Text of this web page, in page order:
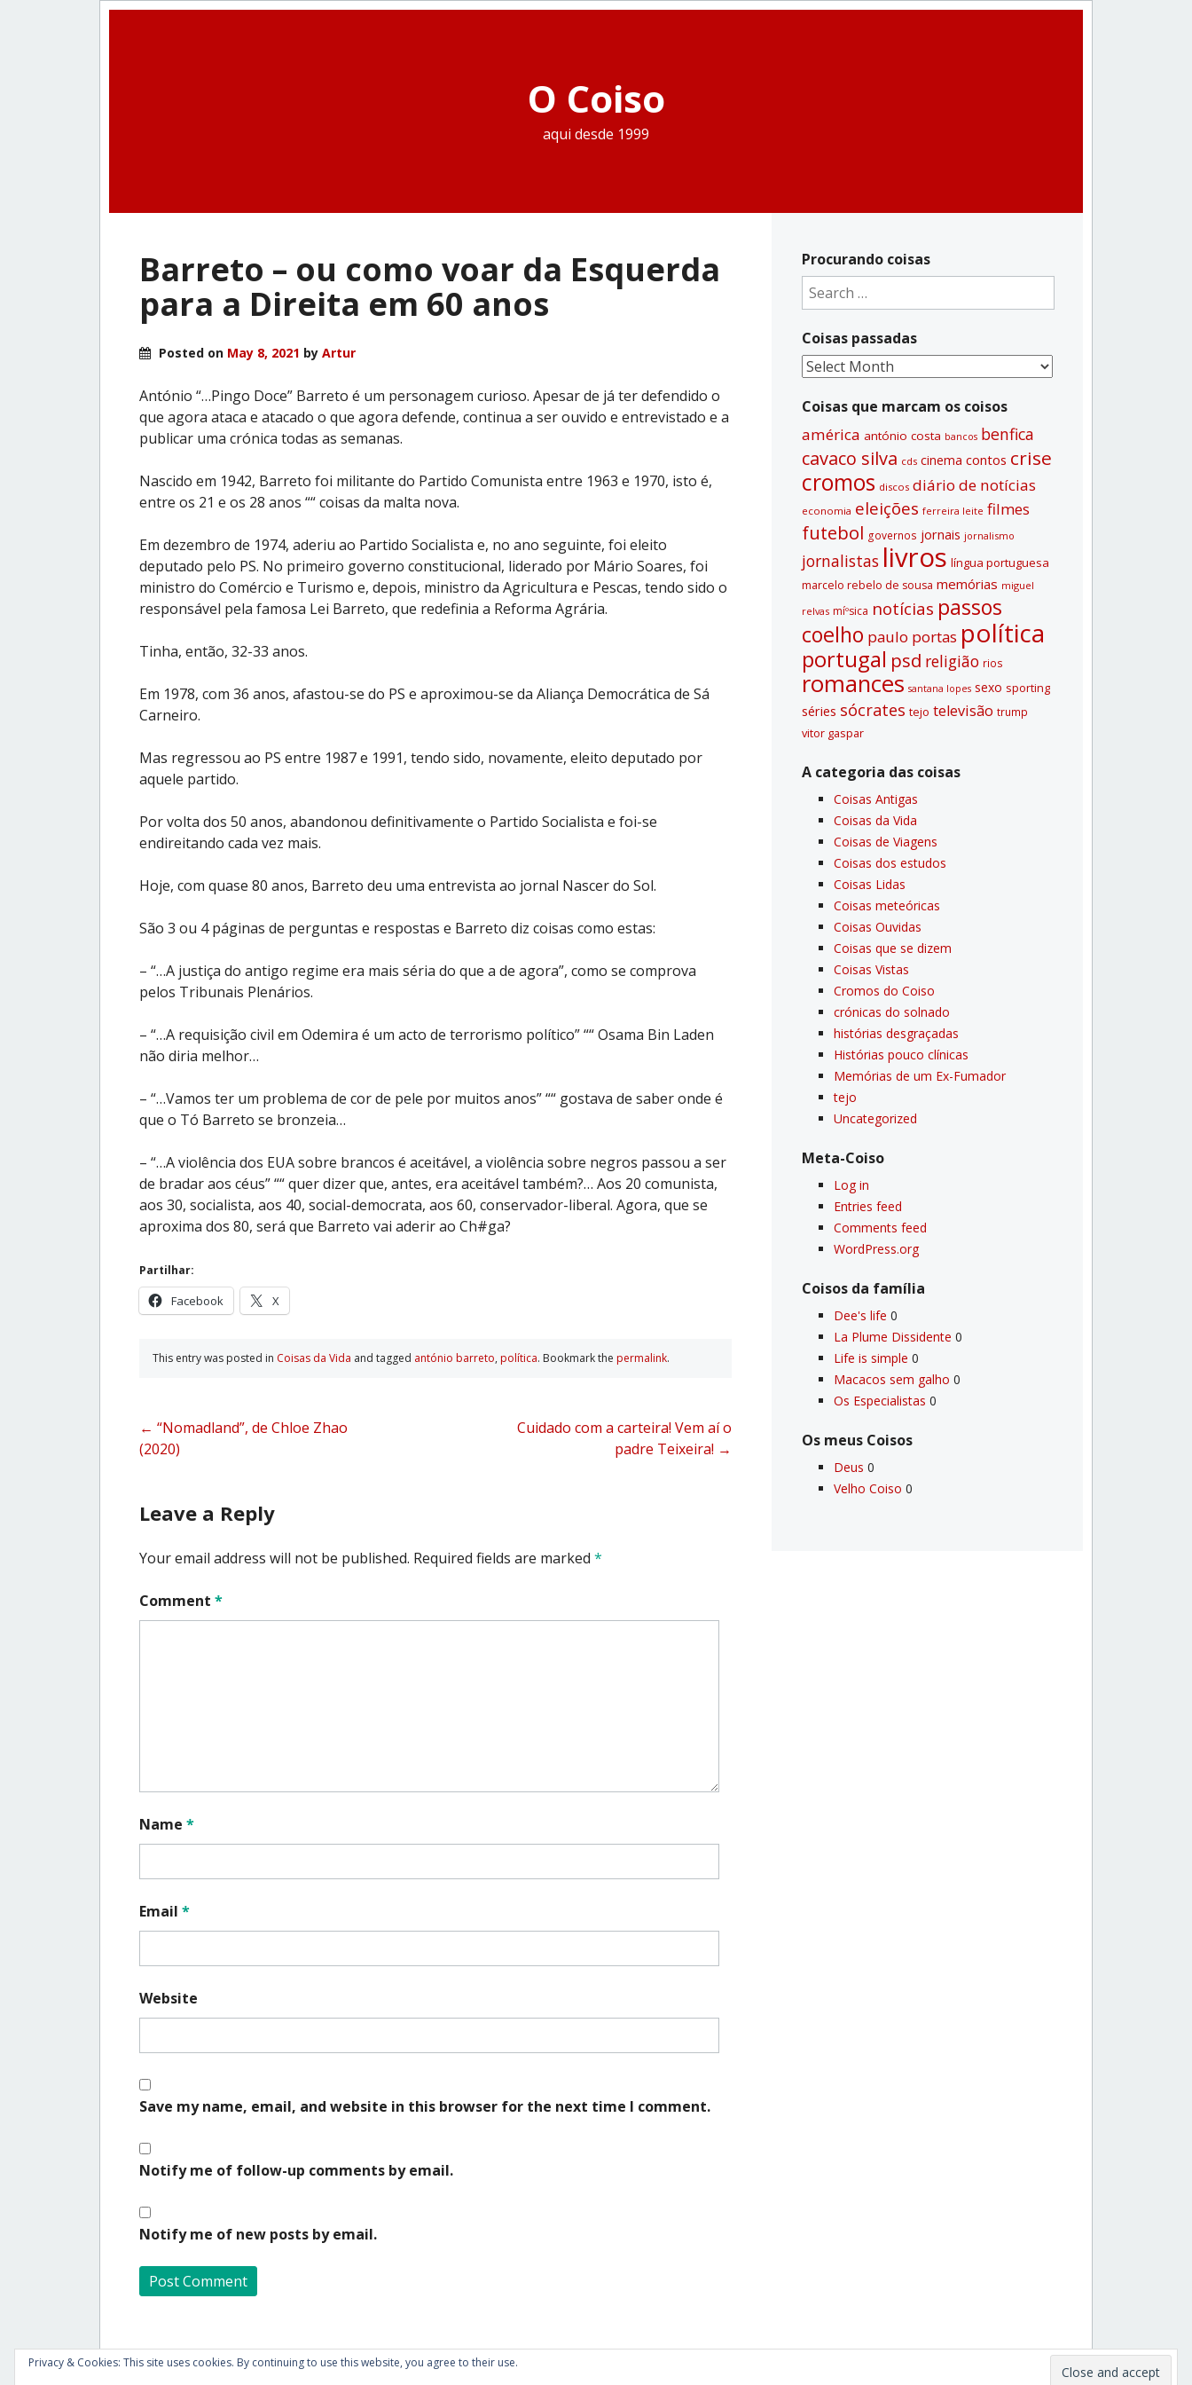
O Coiso
aqui desde 1999
Barreto – ou como voar da Esquerda
para a Direita em 60 anos
Posted on May 8, 2021 by Artur
António “…Pingo Doce” Barreto é um personagem curioso. Apesar de já ter defendido o
que agora ataca e atacado o que agora defende, continua a ser ouvido e entrevistado e a
publicar uma crónica todas as semanas.
Nascido em 1942, Barreto foi militante do Partido Comunista entre 1963 e 1970, isto é,
entre os 21 e os 28 anos ““ coisas da malta nova.
Em dezembro de 1974, aderiu ao Partido Socialista e, no ano seguinte, foi eleito
deputado pelo PS. No primeiro governo constitucional, liderado por Mário Soares, foi
ministro do Comércio e Turismo e, depois, ministro da Agricultura e Pescas, tendo sido o
responsável pela famosa Lei Barreto, que redefinia a Reforma Agrária.
Tinha, então, 32-33 anos.
Em 1978, com 36 anos, afastou-se do PS e aproximou-se da Aliança Democrática de Sá
Carneiro.
Mas regressou ao PS entre 1987 e 1991, tendo sido, novamente, eleito deputado por
aquele partido.
Por volta dos 50 anos, abandonou definitivamente o Partido Socialista e foi-se
endireitando cada vez mais.
Hoje, com quase 80 anos, Barreto deu uma entrevista ao jornal Nascer do Sol.
São 3 ou 4 páginas de perguntas e respostas e Barreto diz coisas como estas:
– “…A justiça do antigo regime era mais séria do que a de agora”, como se comprova
pelos Tribunais Plenários.
– “…A requisição civil em Odemira é um acto de terrorismo político” ““ Osama Bin Laden
não diria melhor…
– “…Vamos ter um problema de cor de pele por muitos anos” ““ gostava de saber onde é
que o Tó Barreto se bronzeia…
– “…A violência dos EUA sobre brancos é aceitável, a violência sobre negros passou a ser
de bradar aos céus” ““ quer dizer que, antes, era aceitável também?… Aos 20 comunista,
aos 30, socialista, aos 40, social-democrata, aos 60, conservador-liberal. Agora, que se
aproxima dos 80, será que Barreto vai aderir ao Ch#ga?
Partilhar:
Facebook X
This entry was posted in Coisas da Vida and tagged antónio barreto, polí­tica. Bookmark the permalink.
Post
navigation
← “Nomadland”, de Chloe Zhao
(2020)
Cuidado com a carteira! Vem aí o
padre Teixeira! →
Leave a Reply
Your email address will not be published. Required fields are marked *
Comment *
Name *
Email *
Website
Save my name, email, and website in this browser for the next time I comment.
Notify me of follow-up comments by email.
Notify me of new posts by email.
l
t
Procurando coisas
Search
for:
Coisas passadas
Coisas
Coisas que marcam os coisos
américa antónio costa bancos benfica
cavaco silva cds cinema contos crise
cromos discos diário de notí­cias
economia eleições ferreira leite filmes
futebol governos jornais jornalismo
jornalistas livros lí­ngua portuguesa
marcelo rebelo de sousa memórias miguel
relvas míºsica notí­cias passos
coelho paulo portas polí­tica
portugal psd religião rios
romances santana lopes sexo sporting
séries sócrates tejo televisão trump
vitor gaspar
A categoria das coisas
Coisas Antigas
Coisas da Vida
Coisas de Viagens
Coisas dos estudos
Coisas Lidas
Coisas meteóricas
Coisas Ouvidas
Coisas que se dizem
Coisas Vistas
Cromos do Coiso
crónicas do solnado
histórias desgraçadas
Histórias pouco clí­nicas
Memórias de um Ex-Fumador
tejo
Uncategorized
Meta-Coiso
Log in
Entries feed
Comments feed
WordPress.org
Coisos da famí­lia
Dee's life 0
La Plume Dissidente 0
Life is simple 0
Macacos sem galho 0
Os Especialistas 0
Os meus Coisos
Deus 0
Velho Coiso 0
Privacy & Cookies: This site uses cookies. By continuing to use this website, you agree to their use.